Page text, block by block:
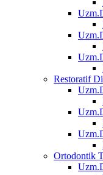
Restoratif
Ortodontik